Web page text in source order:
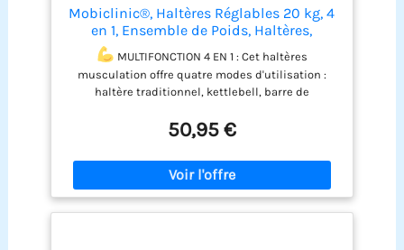
Mobiclinic®, Haltères Réglables 20 kg, 4
en 1, Ensemble de Poids, Haltères,
Kettlebells et Support de Pompes, Barre
de Connexion, Poignée Antidérapante,
Mobimax, Gym à Domicile, Fitness
MULTIFONCTION 4 EN 1 : Cet haltères
musculation offre quatre modes d'utilisation :
haltère traditionnel, kettlebell, barre de
produit, vous pouvez effectuer des entraînements
complets des bras, du dos, du tronc et des
jambes sans avoir besoin de plusieurs
accessoires. Parfait pour ceux qui recherchent
variété, intensité et efficacité dans leurs
entraînements
CONCEPTION RÉGLABLE : Grâce à
50,95 €